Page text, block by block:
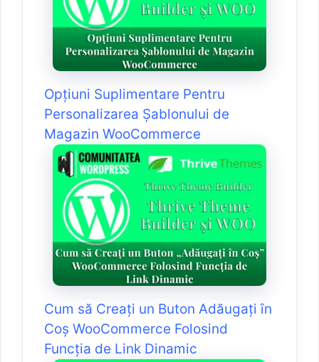
Opțiuni Suplimentare Pentru
Personalizarea Șablonului de
Magazin WooCommerce
Cum să Creați un Buton Adăugați în
Coș WooCommerce Folosind
Funcția de Link Dinamic